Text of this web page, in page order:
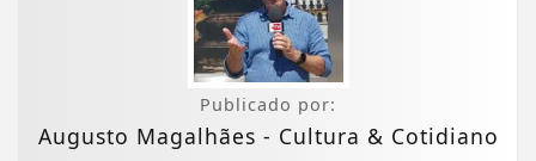
Publicado por:
Augusto Magalhães - Cultura & Cotidiano